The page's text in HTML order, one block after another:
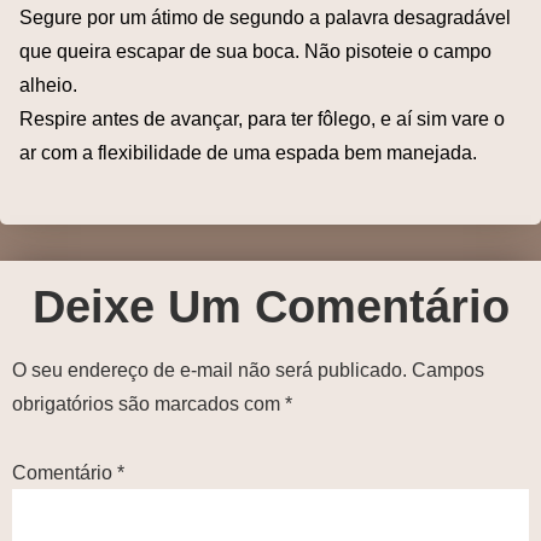
Segure por um átimo de segundo a palavra desagradável
que queira escapar de sua boca. Não pisoteie o campo
alheio.
Respire antes de avançar, para ter fôlego, e aí sim vare o
ar com a flexibilidade de uma espada bem manejada.
Deixe Um Comentário
O seu endereço de e-mail não será publicado. Campos
obrigatórios são marcados com *
Comentário *